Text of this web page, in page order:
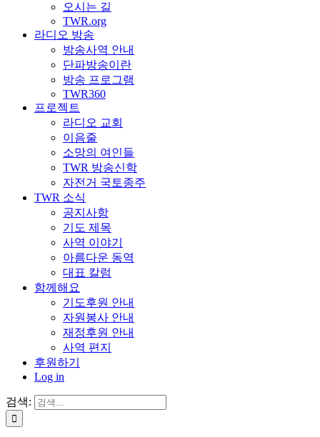
오시는 길
TWR.org
라디오 방송
방송사역 안내
단파방송이란
방송 프로그램
TWR360
프로젝트
라디오 교회
이음줄
소망의 여인들
TWR 방송신학
자전거 국토종주
TWR 소식
공지사항
기도 제목
사역 이야기
아름다운 동역
대표 칼럼
함께해요
기도후원 안내
자원봉사 안내
재정후원 안내
사역 편지
후원하기
Log in
검색: